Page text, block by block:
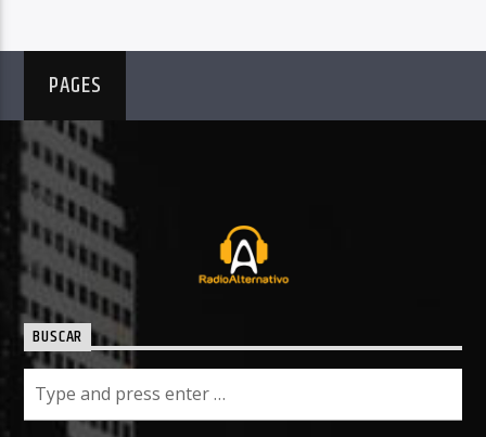
PAGES
BUSCAR